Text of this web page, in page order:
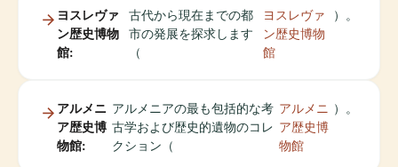
ヨスレヴァ
ン歴史博物
館:
古代から現在までの都
市の発展を探求します
（
ヨスレヴァ
ン歴史博物
館
）。
アルメニ
ア歴史博
物館:
アルメニアの最も包括的な考
古学および歴史的遺物のコレ
クション（
アルメニ
ア歴史博
物館
）。